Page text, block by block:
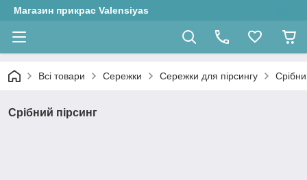
Магазин прикрас Valensiyas
Всі товари Сережки Сережки для пірсингу
Срібний пірсинг